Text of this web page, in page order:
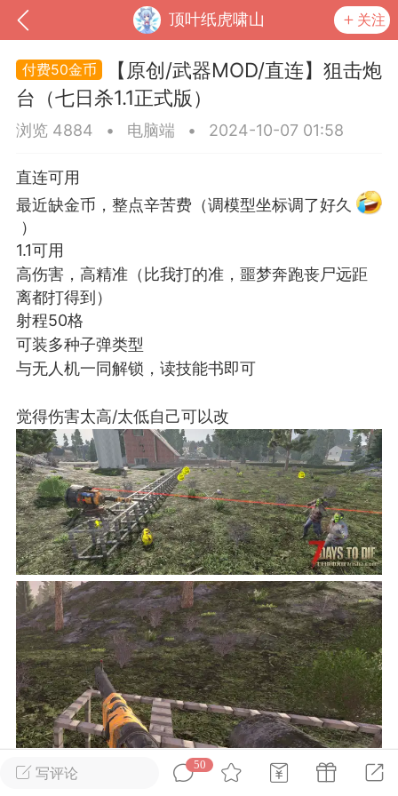
顶叶纸虎啸山 关注
我的钱包
MOD下载 攻略教程 联机招募
大人
Lv.8
17:51
电脑端 其他&工具
杀 模组安装/管理工具v1.1.0 测试版发
WIN11
文网 · 本地模组管理工具把压缩包拖进
的交给管理器七日杀MOD管理器是一款
日杀》的轻量级本地工具。从目录识
包分析，到安装、启停、...
汉 写评论
50
50金币
【原创/武器MOD/直连】狙击炮
台（七日杀1.1正式版）
浏览 4884 • 电脑端 • 2024-10-07 01:58
直连可用
最近缺金币，整点辛苦费（调模型坐标调了好久
）
1.1可用
高伤害，高精准（比我打的准，噩梦奔跑丧尸远距
离都打得到）
射程50格
可装多种子弹类型
与无人机一同解锁，读技能书即可
觉得伤害太高/太低自己可以改